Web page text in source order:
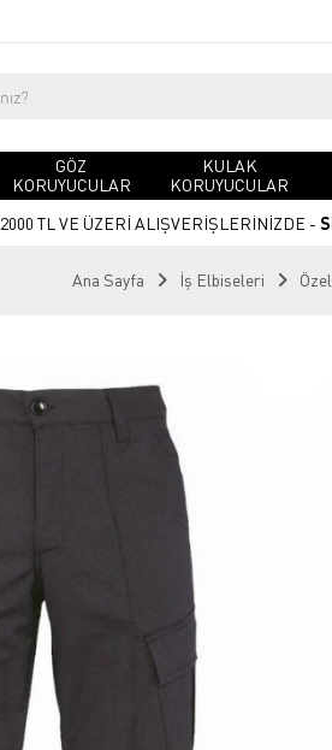
GÖZ
KORUYUCULAR
KULAK
KORUYUCULAR
2000 TL VE ÜZERİ ALIŞVERİŞLERİNİZDE -
Ana Sayfa İş Elbiseleri